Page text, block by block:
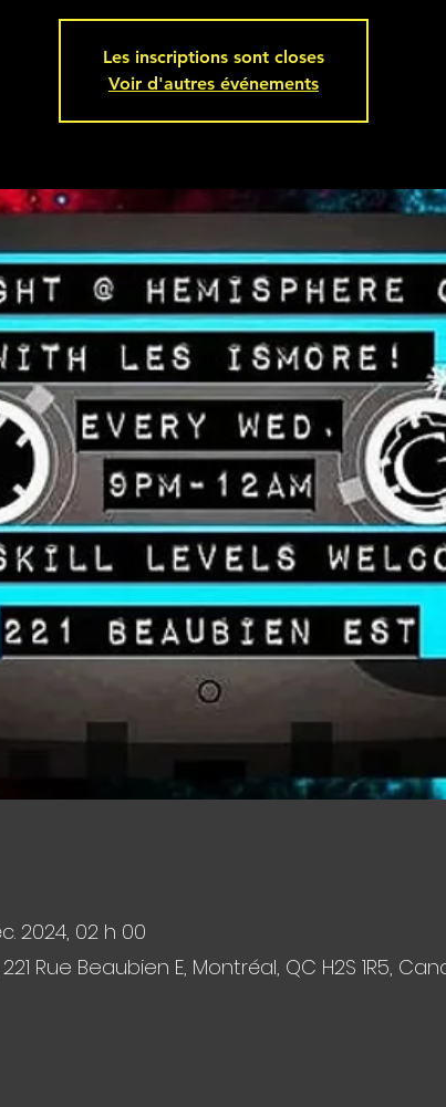
Les inscriptions sont closes
Voir d'autres événements
2024, 02 h 00
Rue Beaubien E, Montréal, QC H2S 1R5,